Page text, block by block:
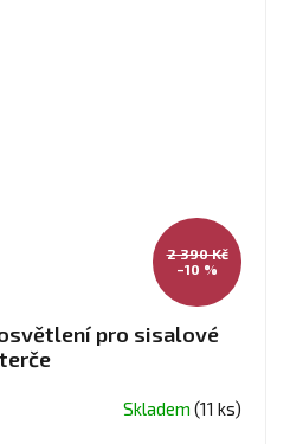
2 390 Kč
–10 %
pro sisalové
terče
Skladem(11 ks)